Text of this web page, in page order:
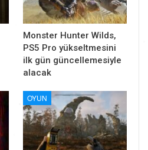
Monster Hunter Wilds,
PS5 Pro yükseltmesini
ilk gün güncellemesiyle
alacak
OYUN